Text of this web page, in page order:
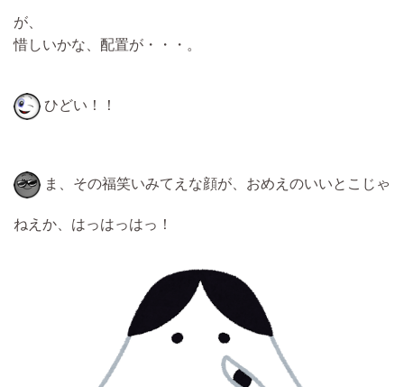
が、
惜しいかな、配置が・・・。
ひどい！！
ま、その福笑いみてえな顔が、おめえのいいとこじゃ
ねえか、はっはっはっ！